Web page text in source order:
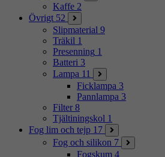
Kaffe 2
Övrigt 52
Slipmaterial 9
Träkil 1
Presenning 1
Batteri 3
Lampa 11
Ficklampa 3
Pannlampa 3
Filter 8
Tjältiningskol 1
Fog lim och tejp 17
Fog och silikon 7
Fogskum 4